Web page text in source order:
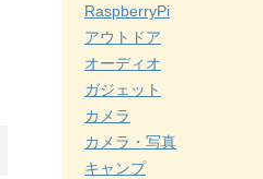
RaspberryPi
アウトドア
オーディオ
ガジェット
カメラ
カメラ・写真
キャンプ